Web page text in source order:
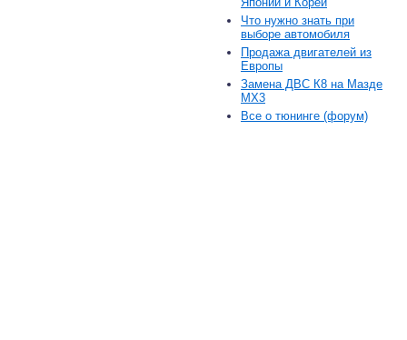
Что нужно знать при
выборе автомобиля
Продажа двигателей из
Европы
Замена ДВС К8 на Мазде
MX3
Все о тюнинге (форум)